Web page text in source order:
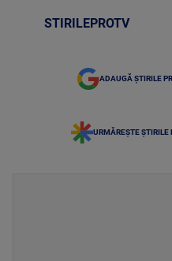
STIRILEPROTV
ADAUGĂ ȘTIRILE
URMĂREȘTE ȘTIRILE